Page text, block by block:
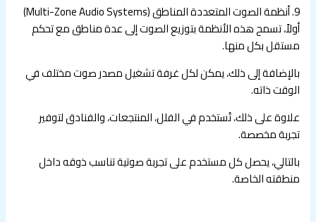
9. أنظمة الصوت المتعددة المناطق (Multi-Zone Audio Systems)
أولاً، تسمح هذه الأنظمة بتوزيع الصوت إلى عدة مناطق مع تحكم
مستقل بكل منها.
بالإضافة إلى ذلك، يمكن لكل غرفة تشغيل مصدر صوت مختلف في
الوقت ذاته.
علاوة على ذلك، تُستخدم في الفلل، المنتجعات، والفنادق لتوفير
تجربة مخصصة.
بالتالي، يحصل كل مستخدم على تجربة صوتية تناسب ذوقه داخل
منطقته الخاصة.